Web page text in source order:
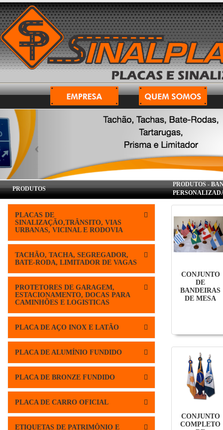
PRODUTOS
PLACAS DE
SINALIZAÇÃO,TRÂNSITO, VIAS
URBANAS, VICINAL E RODOVIA
TACHÃO, TACHA, SEGREGADOR,
BATE-RODA, LIMITADOR DE VAGAS
PROTETORES DE GARAGEM,
ESTACIONAMENTO, DOCAS PARA
CAMINHÕES E LOGISTICAS
PLACA DE AÇO INOX E LATÃO
PLACA DE ALUMÍNIO FUNDIDO
PLACA DE BRONZE FUNDIDO
PLACA DE CARRO OFICIAL
ETIQUETAS DE PATRIMÔNIO E
PRODUTOS -
CONJUNTO
DE
BANDEIRAS
DE MESA
CONJUNTO
COMPLETO